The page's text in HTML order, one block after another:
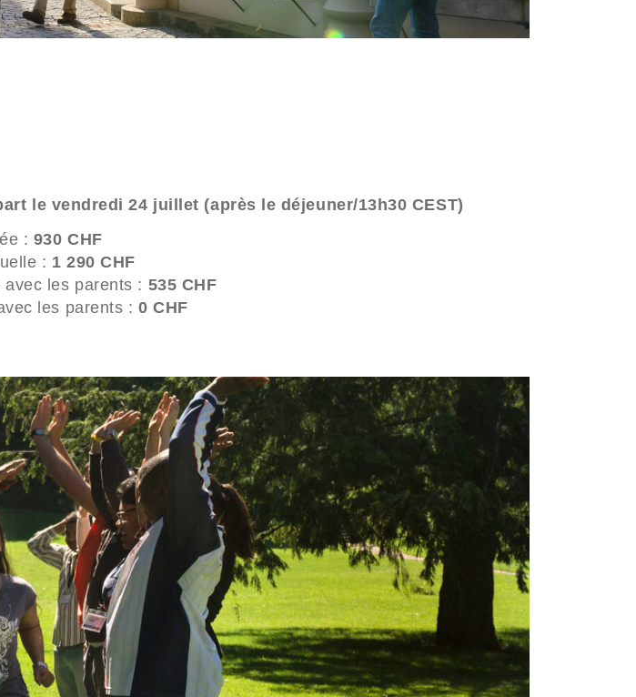
le vendredi 24 juillet (après le déjeuner/13h30 CEST)
: 930 CHF
: 1 290 CHF
les parents : 535 CHF
les parents : 0 CHF